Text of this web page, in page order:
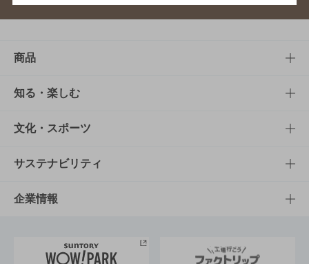
商品
商品TOP
商品一覧
商品発売情報
栄養成分一覧
知る・楽しむ
知る・楽しむTOP
キャンペーン
工場見学
文化・スポーツ
文化・スポーツTOP
サントリーホール
サステナビリティ
サステナビリティTOP
企業情報